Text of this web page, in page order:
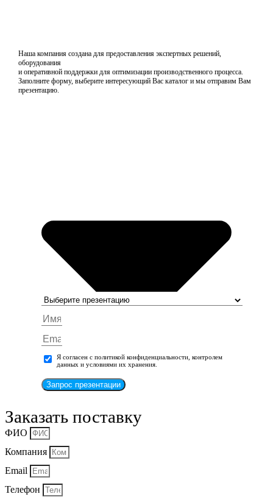
Наша компания создана для предоставления экспертных решений,
оборудования
и оперативной поддержки для оптимизации производственного процесса.
Заполните форму, выберите интересующий Вас каталог и мы отправим Вам
презентацию.
Я согласен с политикой конфиденциальности, контролем
данных и условиями их хранения.
Запрос презентации
Заказать поставку
ФИО
Компания
Email
Телефон